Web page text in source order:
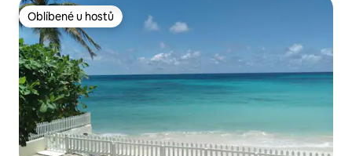
Oblíbené u hostů
Oblíbené u hostů